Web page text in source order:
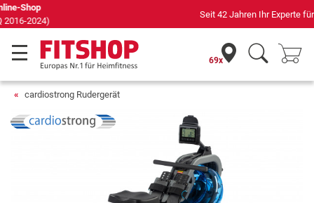
Seit 42 Jahren Ihr Experte für Heimfitness
69x
cardiostrong Rudergerät